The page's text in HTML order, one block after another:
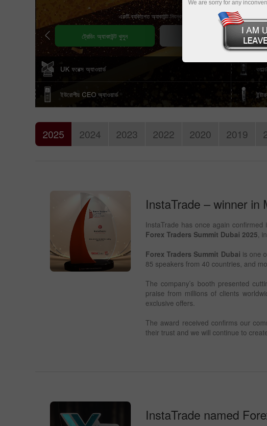
একটি ব্যক্তিগত অ্যাকাউন্ট নিবন্ধন করুন
ট্রেডিং অ্যাকাউন্ট খুলুন
UK ফরেক্স অ্যাওয়ার্ড
ইউরোপীয় CEO অ্যাওয়ার্ড
2025 2024 2023 2022 2020 2019
InstaTrade – winner in
InstaTrade has once again
Forex Traders Summit Dubai 2025,
Forex Traders Summit Dubai is one
85 speakers from 40 countries, and
The company’s booth presented
praise from millions of clients
exclusive offers.
The award received confirms our
their trust and we will continue to
InstaTrade named
We are sorry for any